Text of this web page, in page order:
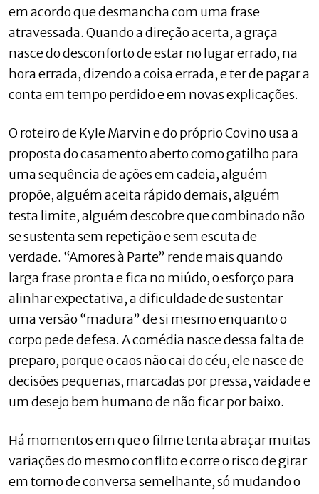
em acordo que desmancha com uma frase
atravessada. Quando a direção acerta, a graça
nasce do desconforto de estar no lugar errado, na
hora errada, dizendo a coisa errada, e ter de pagar a
conta em tempo perdido e em novas explicações.
O roteiro de Kyle Marvin e do próprio Covino usa a
proposta do casamento aberto como gatilho para
uma sequência de ações em cadeia, alguém
propõe, alguém aceita rápido demais, alguém
testa limite, alguém descobre que combinado não
se sustenta sem repetição e sem escuta de
verdade. “Amores à Parte” rende mais quando
larga frase pronta e fica no miúdo, o esforço para
alinhar expectativa, a dificuldade de sustentar
uma versão “madura” de si mesmo enquanto o
corpo pede defesa. A comédia nasce dessa falta de
preparo, porque o caos não cai do céu, ele nasce de
decisões pequenas, marcadas por pressa, vaidade e
um desejo bem humano de não ficar por baixo.
Há momentos em que o filme tenta abraçar muitas
variações do mesmo conflito e corre o risco de girar
em torno de conversa semelhante, só mudando o